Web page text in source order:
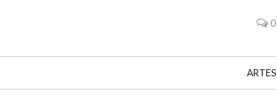
0
ARTES